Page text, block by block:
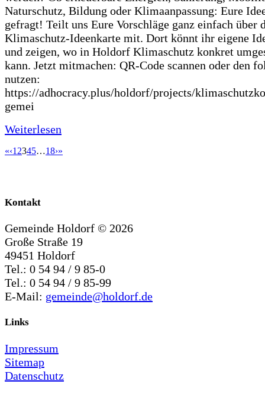
Naturschutz, Bildung oder Klimaanpassung: Eure
gefragt! Teilt uns Eure Vorschläge ganz einfach über
Klimaschutz-Ideenkarte mit. Dort könnt ihr eigene
und zeigen, wo in Holdorf Klimaschutz konkret
kann. Jetzt mitmachen: QR-Code scannen oder den
nutzen:
https://adhocracy.plus/holdorf/projects/
gemei
Weiterlesen
«‹1 2345…18›»
Kontakt
Gemeinde Holdorf © 2026
Große Straße 19
49451 Holdorf
Tel.: 0 54 94 / 9 85-0
Tel.: 0 54 94 / 9 85-99
E-Mail: gemeinde@holdorf.de
Links
Impressum
Sitemap
Datenschutz